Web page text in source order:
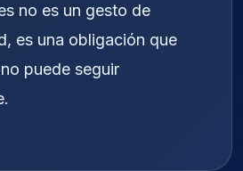
no es un gesto de
es una obligación que
puede seguir